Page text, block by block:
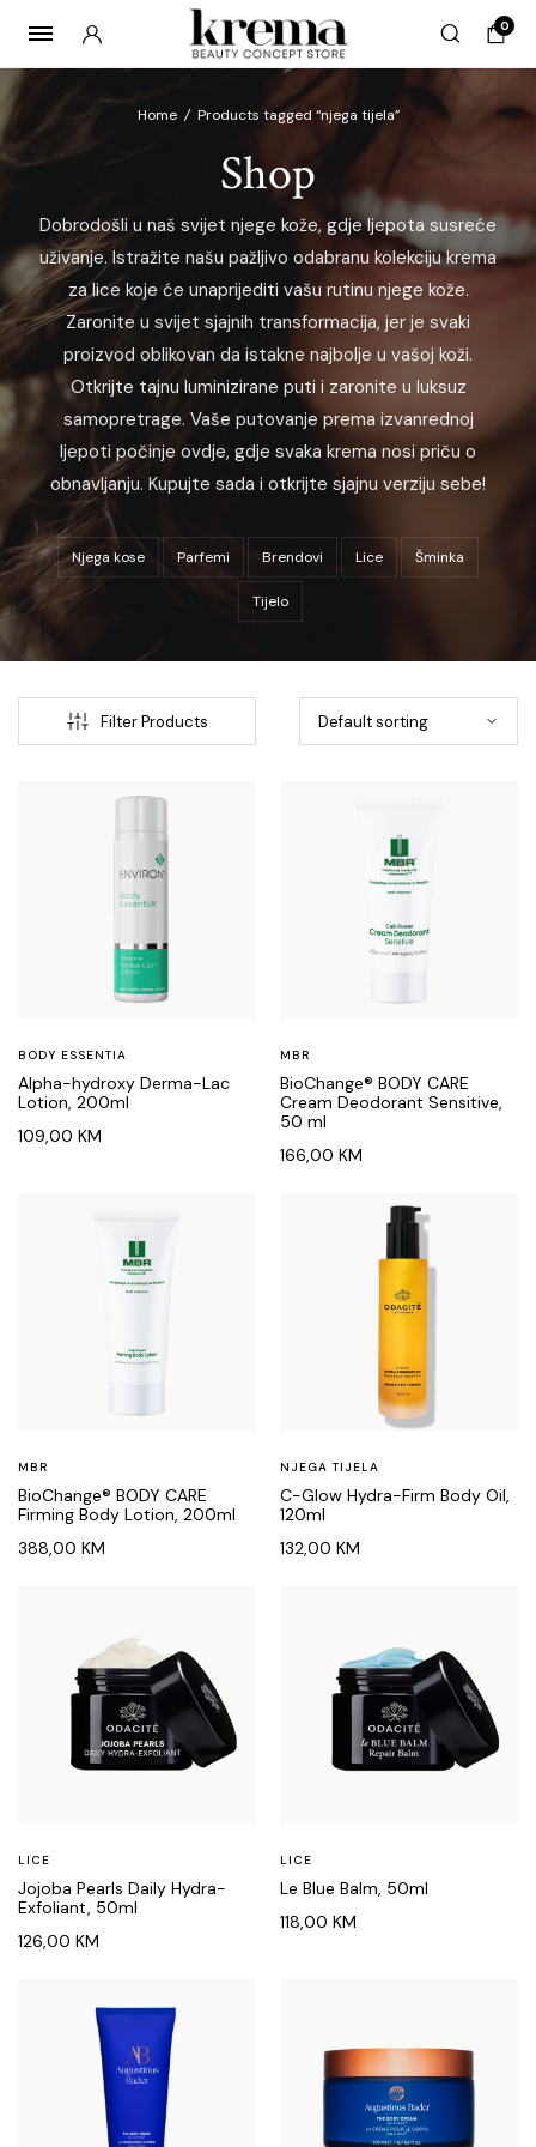
0
Home / Products tagged “njega tijela”
Shop
Dobrodošli u naš svijet njege kože, gdje ljepota susreće
uživanje. Istražite našu pažljivo odabranu kolekciju krema
za lice koje će unaprijediti vašu rutinu njege kože.
Zaronite u svijet sjajnih transformacija, jer je svaki
proizvod oblikovan da istakne najbolje u vašoj koži.
Otkrijte tajnu luminizirane puti i zaronite u luksuz
samopretrage. Vaše putovanje prema izvanrednoj
ljepoti počinje ovdje, gdje svaka krema nosi priču o
obnavljanju. Kupujte sada i otkrijte sjajnu verziju sebe!
Njega kose Parfemi Brendovi Lice Šminka
Tijelo
Filter Products
BODY ESSENTIA
Alpha-hydroxy Derma-Lac
Lotion, 200ml
109,00 KM
MBR
BioChange® BODY CARE
Cream Deodorant Sensitive,
50 ml
166,00 KM
MBR
BioChange® BODY CARE
Firming Body Lotion, 200ml
388,00 KM
NJEGA TIJELA
C-Glow Hydra-Firm Body Oil,
120ml
132,00 KM
LICE
Jojoba Pearls Daily Hydra-
Exfoliant, 50ml
126,00 KM
LICE
Le Blue Balm, 50ml
118,00 KM